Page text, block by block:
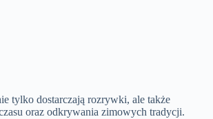
tylko dostarczają rozrywki, ale także
oraz odkrywania zimowych tradycji.